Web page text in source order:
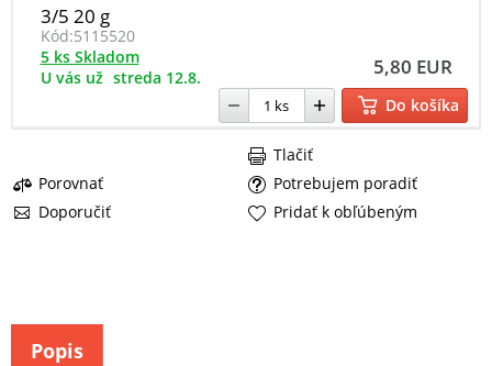
3/5 20 g
Kód:5115520
5,80 EUR
5 ks Skladom
U vás už streda 12.8.
Do košíka
Porovnať
Potrebujem poradiť
Doporučiť
Tlačiť
Pridať k obľúbeným
Popis